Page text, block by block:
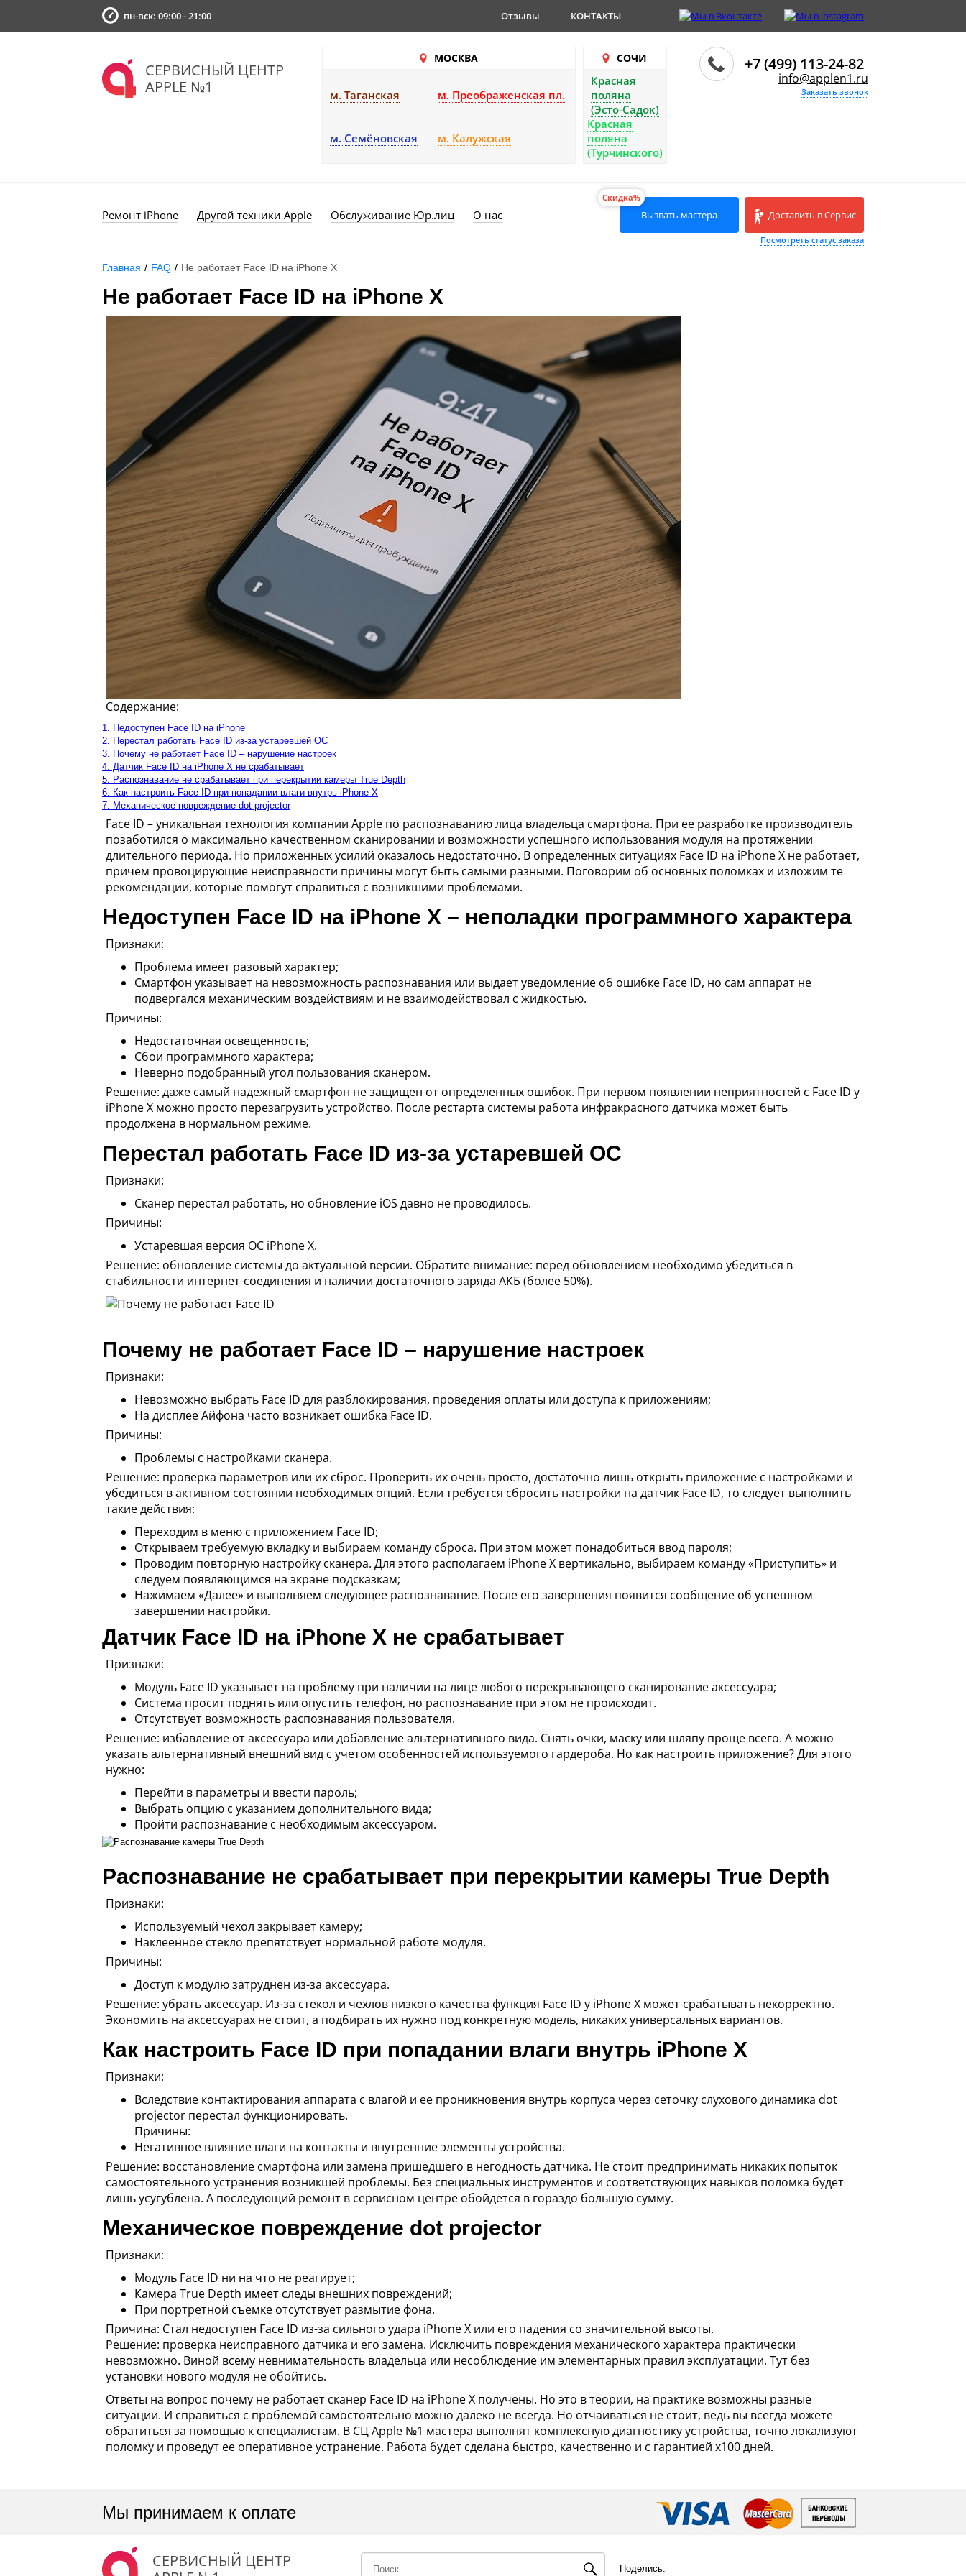
пн-вск: 09:00 - 21:00 Отзывы КОНТАКТЫ
СЕРВИСНЫЙ ЦЕНТР
APPLE №1
МОСКВА
м. Таганская м. Преображенская пл.
м. Семёновская м. Калужская
СОЧИ
Красная
поляна
(Эсто-Садок)
Красная
поляна
(Турчинского)
+7 (499) 113-24-82
info@applen1.ru
Заказать звонок
Ремонт iPhone Другой техники Apple Обслуживание Юр.лиц О нас
Скидка%
Вызвать мастера Доставить в Сервис
Посмотреть статус заказа
Главная / FAQ / Не работает Face ID на iPhone X
Не работает Face ID на iPhone X
Содержание:
1. Недоступен Face ID на iPhone
2. Перестал работать Face ID из-за устаревшей ОС
3. Почему не работает Face ID – нарушение настроек
4. Датчик Face ID на iPhone X не срабатывает
5. Распознавание не срабатывает при перекрытии камеры True Depth
6. Как настроить Face ID при попадании влаги внутрь iPhone X
7. Механическое повреждение dot projector
Face ID – уникальная технология компании Apple по распознаванию лица владельца смартфона. При ее разработке производитель
позаботился о максимально качественном сканировании и возможности успешного использования модуля на протяжении
длительного периода. Но приложенных усилий оказалось недостаточно. В определенных ситуациях Face ID на iPhone X не работает,
причем провоцирующие неисправности причины могут быть самыми разными. Поговорим об основных поломках и изложим те
рекомендации, которые помогут справиться с возникшими проблемами.
Недоступен Face ID на iPhone X – неполадки программного характера
Признаки:
Проблема имеет разовый характер;
Смартфон указывает на невозможность распознавания или выдает уведомление об ошибке Face ID, но сам аппарат не
подвергался механическим воздействиям и не взаимодействовал с жидкостью.
Причины:
Недостаточная освещенность;
Сбои программного характера;
Неверно подобранный угол пользования сканером.
Решение: даже самый надежный смартфон не защищен от определенных ошибок. При первом появлении неприятностей с Face ID у
iPhone X можно просто перезагрузить устройство. После рестарта системы работа инфракрасного датчика может быть
продолжена в нормальном режиме.
Перестал работать Face ID из-за устаревшей ОС
Признаки:
Сканер перестал работать, но обновление iOS давно не проводилось.
Причины:
Устаревшая версия ОС iPhone X.
Решение: обновление системы до актуальной версии. Обратите внимание: перед обновлением необходимо убедиться в
стабильности интернет-соединения и наличии достаточного заряда АКБ (более 50%).
Почему не работает Face ID – нарушение настроек
Признаки:
Невозможно выбрать Face ID для разблокирования, проведения оплаты или доступа к приложениям;
На дисплее Айфона часто возникает ошибка Face ID.
Причины:
Проблемы с настройками сканера.
Решение: проверка параметров или их сброс. Проверить их очень просто, достаточно лишь открыть приложение с настройками и
убедиться в активном состоянии необходимых опций. Если требуется сбросить настройки на датчик Face ID, то следует выполнить
такие действия:
Переходим в меню с приложением Face ID;
Открываем требуемую вкладку и выбираем команду сброса. При этом может понадобиться ввод пароля;
Проводим повторную настройку сканера. Для этого располагаем iPhone X вертикально, выбираем команду «Приступить» и
следуем появляющимся на экране подсказкам;
Нажимаем «Далее» и выполняем следующее распознавание. После его завершения появится сообщение об успешном
завершении настройки.
Датчик Face ID на iPhone X не срабатывает
Признаки:
Модуль Face ID указывает на проблему при наличии на лице любого перекрывающего сканирование аксессуара;
Система просит поднять или опустить телефон, но распознавание при этом не происходит.
Отсутствует возможность распознавания пользователя.
Решение: избавление от аксессуара или добавление альтернативного вида. Снять очки, маску или шляпу проще всего. А можно
указать альтернативный внешний вид с учетом особенностей используемого гардероба. Но как настроить приложение? Для этого
нужно:
Перейти в параметры и ввести пароль;
Выбрать опцию с указанием дополнительного вида;
Пройти распознавание с необходимым аксессуаром.
Распознавание не срабатывает при перекрытии камеры True Depth
Признаки:
Используемый чехол закрывает камеру;
Наклеенное стекло препятствует нормальной работе модуля.
Причины:
Доступ к модулю затруднен из-за аксессуара.
Решение: убрать аксессуар. Из-за стекол и чехлов низкого качества функция Face ID у iPhone X может срабатывать некорректно.
Экономить на аксессуарах не стоит, а подбирать их нужно под конкретную модель, никаких универсальных вариантов.
Как настроить Face ID при попадании влаги внутрь iPhone X
Признаки:
Вследствие контактирования аппарата с влагой и ее проникновения внутрь корпуса через сеточку слухового динамика dot
projector перестал функционировать.
Причины:
Негативное влияние влаги на контакты и внутренние элементы устройства.
Решение: восстановление смартфона или замена пришедшего в негодность датчика. Не стоит предпринимать никаких попыток
самостоятельного устранения возникшей проблемы. Без специальных инструментов и соответствующих навыков поломка будет
лишь усугублена. А последующий ремонт в сервисном центре обойдется в гораздо большую сумму.
Механическое повреждение dot projector
Признаки:
Модуль Face ID ни на что не реагирует;
Камера True Depth имеет следы внешних повреждений;
При портретной съемке отсутствует размытие фона.
Причина: Стал недоступен Face ID из-за сильного удара iPhone X или его падения со значительной высоты.
Решение: проверка неисправного датчика и его замена. Исключить повреждения механического характера практически
невозможно. Виной всему невнимательность владельца или несоблюдение им элементарных правил эксплуатации. Тут без
установки нового модуля не обойтись.
Ответы на вопрос почему не работает сканер Face ID на iPhone X получены. Но это в теории, на практике возможны разные
ситуации. И справиться с проблемой самостоятельно можно далеко не всегда. Но отчаиваться не стоит, ведь вы всегда можете
обратиться за помощью к специалистам. В СЦ Apple №1 мастера выполнят комплексную диагностику устройства, точно локализуют
поломку и проведут ее оперативное устранение. Работа будет сделана быстро, качественно и с гарантией x100 дней.
Мы принимаем к оплате
СЕРВИСНЫЙ ЦЕНТР
Поделись: